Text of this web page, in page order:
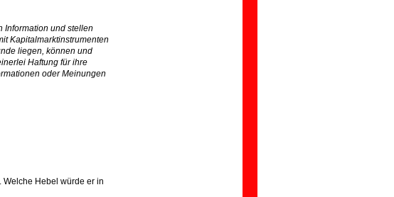
Information und stellen
Kapitalmarktinstrumenten
liegen, können und
Haftung für ihre
oder Meinungen
Hebel würde er in